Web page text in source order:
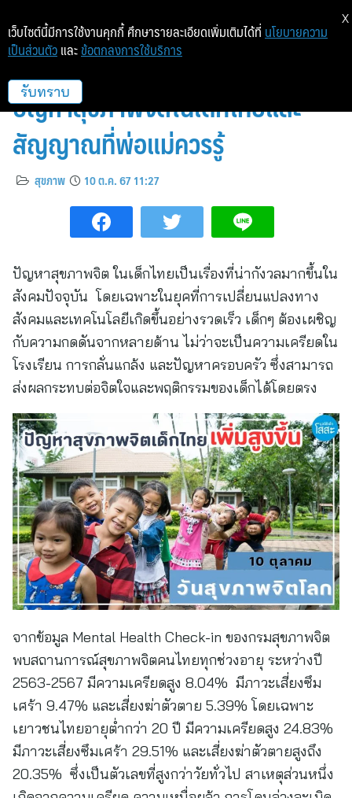
10 ตุลาคม วันสุขภาพจิตโลก :
ปัญหาสุขภาพจิตในเด็กไทยและ
สัญญาณที่พ่อแม่ควรรู้
สุขภาพ 10 ต.ค. 67 11:27
ปัญหาสุขภาพจิต ในเด็กไทยเป็นเรื่องที่น่ากังวลมากขึ้นใน
สังคมปัจจุบัน โดยเฉพาะในยุคที่การเปลี่ยนแปลงทาง
สังคมและเทคโนโลยีเกิดขึ้นอย่างรวดเร็ว เด็กๆ ต้องเผชิญ
กับความกดดันจากหลายด้าน ไม่ว่าจะเป็นความเครียดใน
โรงเรียน การกลั่นแกล้ง และปัญหาครอบครัว ซึ่งสามารถ
ส่งผลกระทบต่อจิตใจและพฤติกรรมของเด็กได้โดยตรง
จากข้อมูล Mental Health Check-in ของกรมสุขภาพจิต
พบสถานการณ์สุขภาพจิตคนไทยทุกช่วงอายุ ระหว่างปี
2563-2567 มีความเครียดสูง 8.04% มีภาวะเสี่ยงซึม
เศร้า 9.47% และเสี่ยงฆ่าตัวตาย 5.39% โดยเฉพาะ
เยาวชนไทยอายุต่ำกว่า 20 ปี มีความเครียดสูง 24.83%
มีภาวะเสี่ยงซึมเศร้า 29.51% และเสี่ยงฆ่าตัวตายสูงถึง
20.35% ซึ่งเป็นตัวเลขที่สูงกว่าวัยทั่วไป สาเหตุส่วนหนึ่ง
เว็บไซต์นี้มีการใช้งานคุกกี้ ศึกษารายละเอียดเพิ่มเติมได้ที่ นโยบายความ
เป็นส่วนตัว และ ข้อตกลงการใช้บริการ
รับทราบ
X